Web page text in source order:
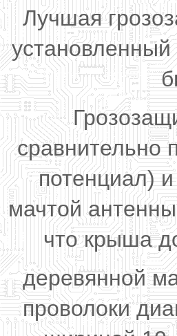
Лучшая
сравнительно
потенциал)
мачтой
что крыша
деревянной
проволоки